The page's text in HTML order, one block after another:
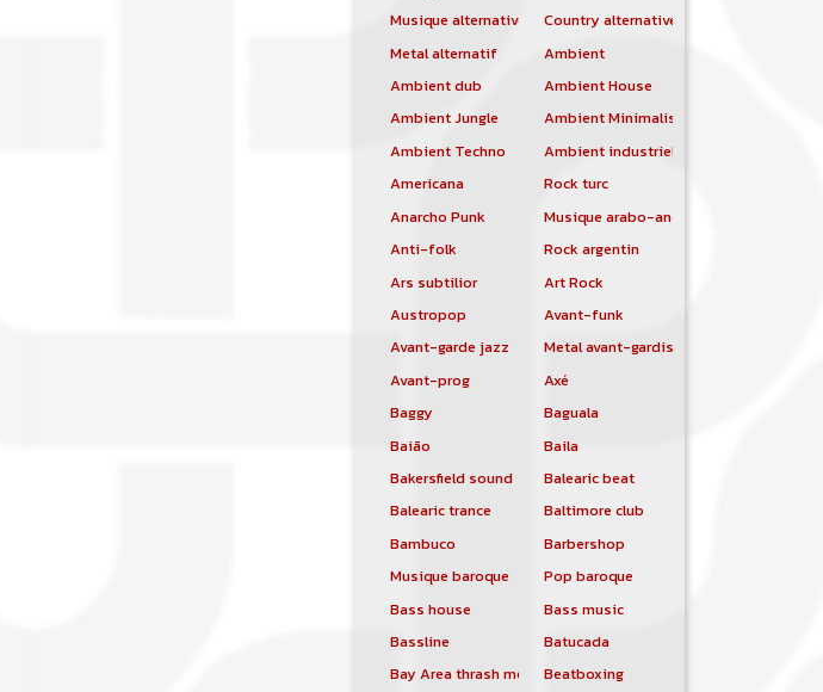
Musique alternative
Country alternative
Metal alternatif
Ambient
Ambient dub
Ambient House
Ambient Jungle
Ambient Minimalist
Ambient Techno
Ambient industriel
Americana
Rock turc
Anarcho Punk
Musique arabo-andalouse
Anti-folk
Rock argentin
Ars subtilior
Art Rock
Austropop
Avant-funk
Avant-garde jazz
Metal avant-gardiste
Avant-prog
Axé
Baggy
Baguala
Baião
Baila
Bakersfield sound
Balearic beat
Balearic trance
Baltimore club
Bambuco
Barbershop
Musique baroque
Pop baroque
Bass house
Bass music
Bassline
Batucada
Bay Area thrash metal Beatboxing